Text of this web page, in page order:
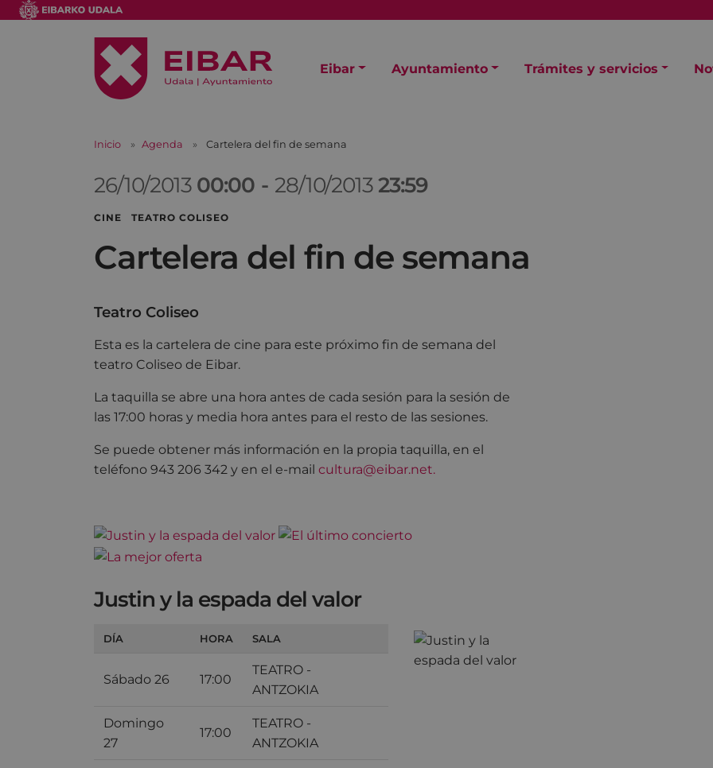
Eibar Ayuntamiento Trámites y servicios
Inicio Agenda Cartelera del fin de semana
26/10/2013 00:00 - 28/10/201323:59
CINE TEATRO COLISEO
Cartelera del fin de semana
Teatro Coliseo
Esta es la cartelera de cine para este próximo fin de semana del
teatro Coliseo de Eibar.
La taquilla se abre una hora antes de cada sesión para la sesión de
las 17:00 horas y media hora antes para el resto de las sesiones.
Se puede obtener más información en la propia taquilla, en el
teléfono 943 206 342 y en el e-mail cultura@eibar.net.
Justin y la espada del valor
DÍA HORA SALA
Sábado 26 17:00
TEATRO -
ANTZOKIA
Domingo
27
17:00
TEATRO -
ANTZOKIA